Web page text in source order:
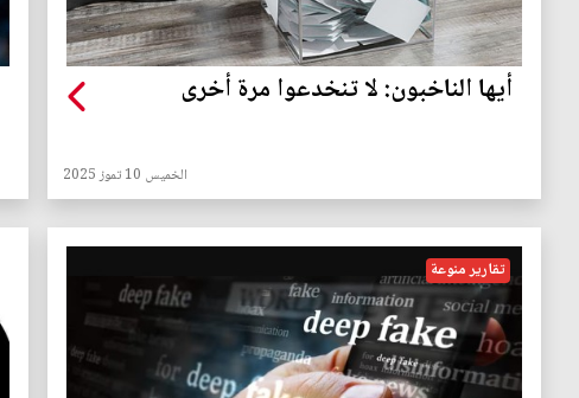
أيها الناخبون: لا تنخدعوا مرة أخرى
الخميس 10 تموز 2025
تقارير منوعة